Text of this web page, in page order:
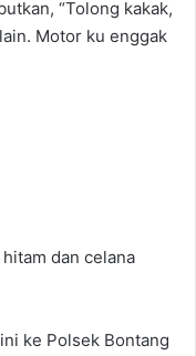
“Tolong kakak,
Motor ku enggak
dan celana
ke Polsek Bontang